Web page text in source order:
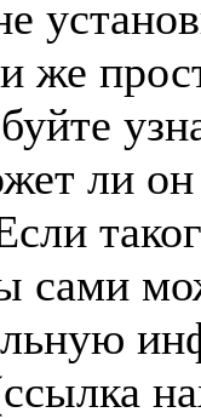
же
ли
сами